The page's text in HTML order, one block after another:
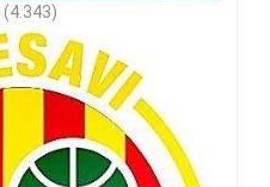
(4.343)